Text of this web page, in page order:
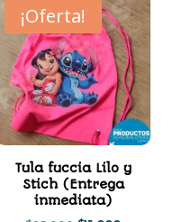
¡Oferta!
Tula fuccia Lilo y
Stich (Entrega
inmediata)